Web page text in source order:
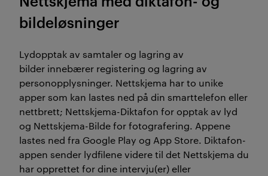
bildeløsninger
Lydopptak av samtaler og lagring av
bilder innebærer registering og lagring av
personopplysninger. Nettskjema har to unike
apper som kan lastes ned på din smarttelefon eller
nettbrett; Nettskjema-Diktafon for opptak av lyd
og Nettskjema-Bilde for fotografering. Appene
lastes ned fra Google Play og App Store. Diktafon-
appen sender lydfilene videre til det Nettskjema du
har opprettet for dine intervju(er) eller